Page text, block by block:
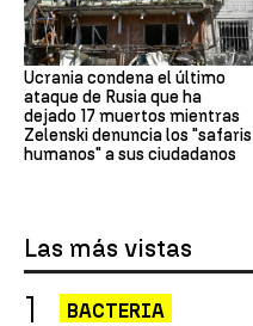
Ucrania condena el último
ataque de Rusia que ha
dejado 17 muertos mientras
Zelenski denuncia los "safaris
humanos" a sus ciudadanos
Las más vistas
BACTERIA